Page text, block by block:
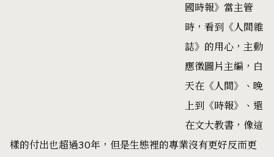
國時報》 當主管
時，看到《人間雜
誌》的用心，主動
應徵圖片主編，白
天在《人間》、晚
上到《時報》、還
在文大教書，像這
樣的付出也超過30年，但是生態裡的專業沒有更好反而更